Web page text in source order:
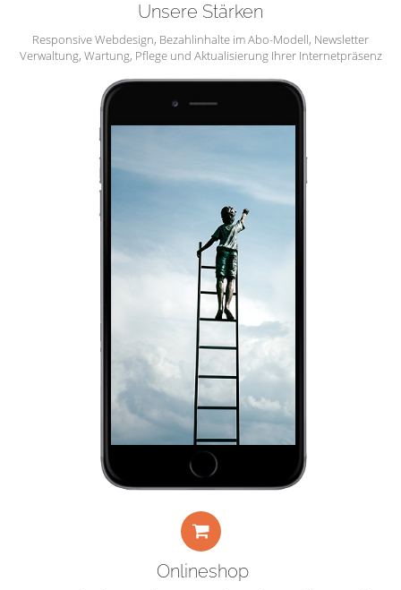
Unsere Stärken
Responsive Webdesign, Bezahlinhalte im Abo-Modell, Newsletter
Verwaltung, Wartung, Pflege und Aktualisierung Ihrer Internetpräsenz
Onlineshop